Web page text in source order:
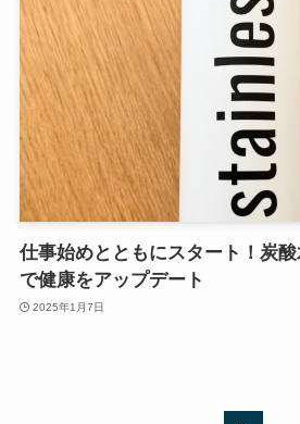
仕事始めとともにスタート！炭
で健康をアップデート
2025年1月7日